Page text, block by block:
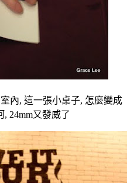
內, 這一張小桌子, 怎麼變成
24mm又發威了